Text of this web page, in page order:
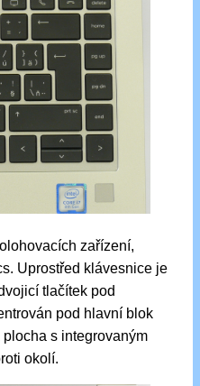
zařízení,
Uprostřed klávesnice je
tlačítek pod
pod hlavní blok
s integrovaným
okolí.